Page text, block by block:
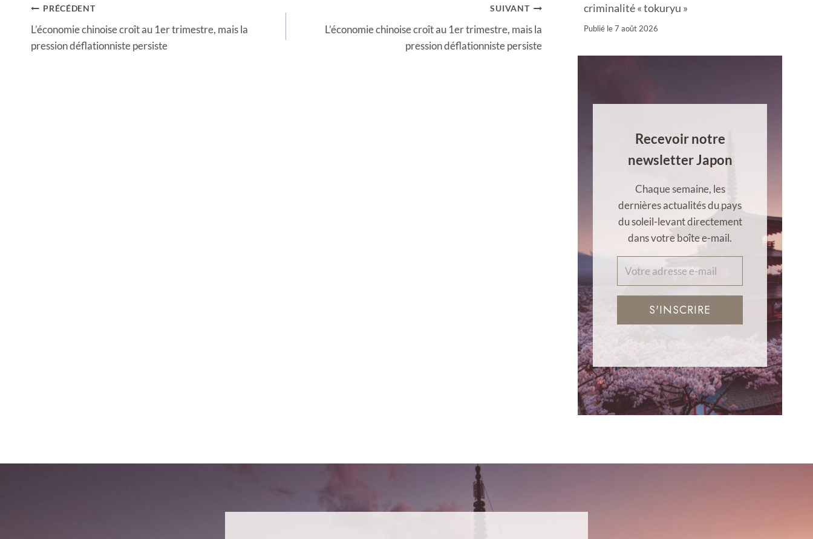
Navigation
de
l’article
PRÉCÉDENT
L’économie chinoise croît au 1er trimestre, mais la
pression déflationniste persiste
SUIVANT
L’économie chinoise croît au 1er trimestre, mais la
pression déflationniste persiste
criminalité « tokuryu »
Publié le7 août 2026
Recevoir notre
newsletter Japon
Chaque semaine, les
dernières actualités du pays
du soleil-levant directement
dans votre boîte e-mail.
S'INSCRIRE